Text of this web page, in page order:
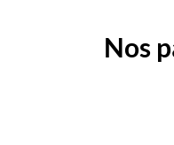
Nos